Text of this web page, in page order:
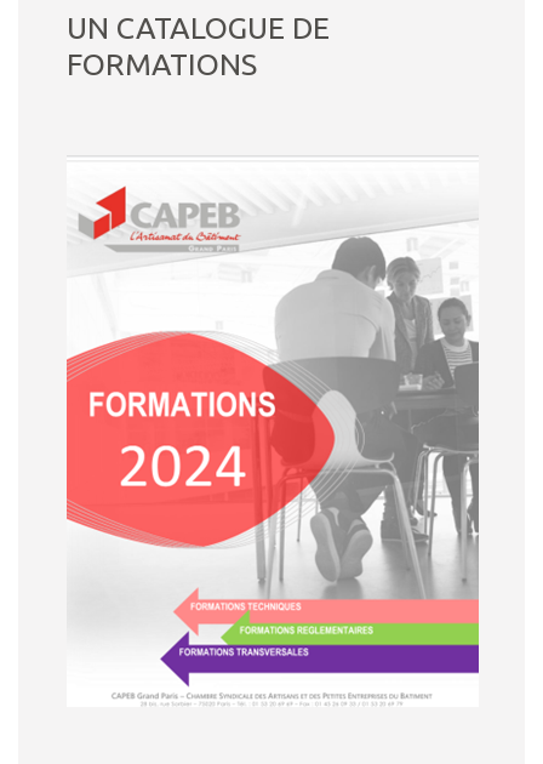
UN CATALOGUE DE
FORMATIONS